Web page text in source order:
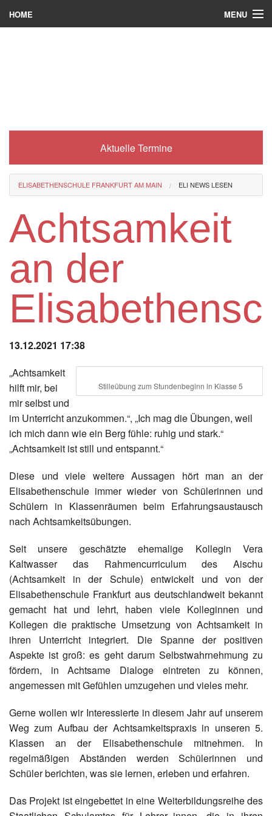
HOME MENU
Eli-Portal
Berufsorientierung
Instagram
Los
Aktuelle Termine
ELISABETHENSCHULE FRANKFURT AM MAIN ELI NEWS LESEN
Achtsamkeit
an der
13.12.2021 17:38
Stilleübung zum Stundenbeginn in Klasse 5
„Achtsamkeit
hilft mir, bei
mir selbst und
im Unterricht anzukommen.“, „Ich mag die Übungen, weil
ich mich dann wie ein Berg fühle: ruhig und stark.“
„Achtsamkeit ist still und entspannt.“
Diese und viele weitere Aussagen hört man an der
Elisabethenschule immer wieder von Schülerinnen und
Schülern in Klassenräumen beim Erfahrungsaustausch
nach Achtsamkeitsübungen.
Seit unsere geschätzte ehemalige Kollegin Vera
Kaltwasser das Rahmencurriculum des Aischu
(Achtsamkeit in der Schule) entwickelt und von der
Elisabethenschule Frankfurt aus deutschlandweit bekannt
gemacht hat und lehrt, haben viele Kolleginnen und
Kollegen die praktische Umsetzung von Achtsamkeit in
ihren Unterricht integriert. Die Spanne der positiven
Aspekte ist groß: es geht darum Selbstwahrnehmung zu
fördern, in Achtsame Dialoge eintreten zu können,
angemessen mit Gefühlen umzugehen und vieles mehr.
Gerne wollen wir Interessierte in diesem Jahr auf unserem
Weg zum Aufbau der Achtsamkeitspraxis in unseren 5.
Klassen an der Elisabethenschule mitnehmen. In
regelmäßigen Abständen werden Schülerinnen und
Schüler berichten, was sie lernen, erleben und erfahren.
Das Projekt ist eingebettet in eine Weiterbildungsreihe des